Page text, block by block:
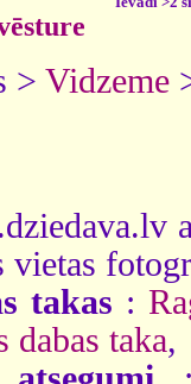
> Vidzeme
vietas
takas :
dabas taka,